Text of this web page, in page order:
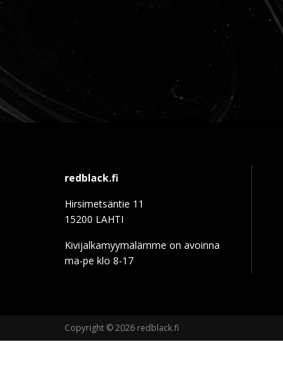
redblack.fi
Hirsimetsäntie 11
15200 LAHTI
Kivijalkamyymälämme on avoinna
ma-pe klo 8-17
Copyright © 2026 redblack.fi